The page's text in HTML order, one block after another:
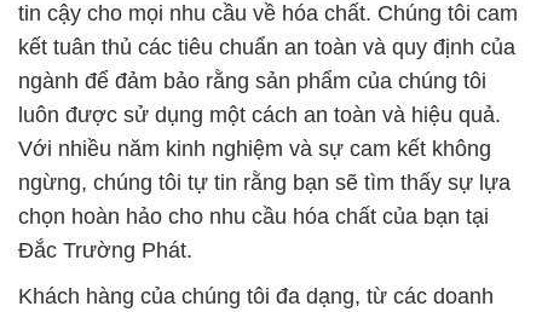
tin cậy cho mọi nhu cầu về hóa chất. Chúng tôi cam
kết tuân thủ các tiêu chuẩn an toàn và quy định của
ngành để đảm bảo rằng sản phẩm của chúng tôi
luôn được sử dụng một cách an toàn và hiệu quả.
Với nhiều năm kinh nghiệm và sự cam kết không
ngừng, chúng tôi tự tin rằng bạn sẽ tìm thấy sự lựa
chọn hoàn hảo cho nhu cầu hóa chất của bạn tại
Đắc Trường Phát.
Khách hàng của chúng tôi đa dạng, từ các doanh